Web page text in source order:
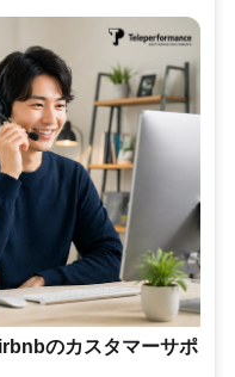
のカスタマーサポ